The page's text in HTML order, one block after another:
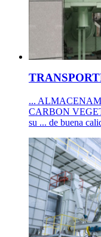
...
CARBON
su ... de buena